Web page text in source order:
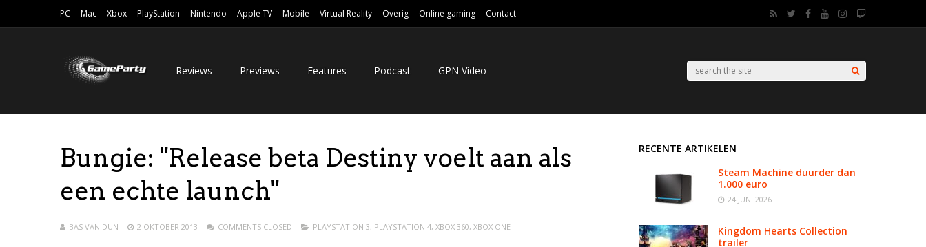
PC Mac Xbox PlayStation Nintendo Apple TV Mobile Virtual Reality Overig Online gaming Contact
Reviews Previews Features Podcast GPN Video
Bungie: "Release beta Destiny voelt aan als
een echte launch"
BAS VAN DUN 2 OKTOBER 2013 COMMENTS CLOSED PLAYSTATION 3, PLAYSTATION 4, XBOX 360, XBOX ONE
RECENTE ARTIKELEN
Steam Machine duurder dan
1.000 euro
24 JUNI 2026
Kingdom Hearts Collection
trailer